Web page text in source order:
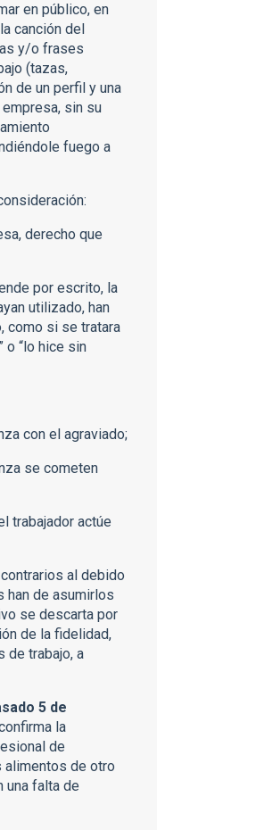
en público, en
canción del
y/o frases
(tazas,
de un perfil y una
sin su
fuego a
derecho que
por escrito, la
utilizado, han
como si se tratara
o “lo hice sin
con el agraviado;
se cometen
trabajador actúe
al debido
han de asumirlos
se descarta por
de la fidelidad,
de trabajo, a
5 de
la
de
alimentos de otro
una falta de